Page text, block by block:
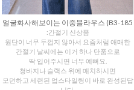
얼굴화사해보이는 이중블라우스 (B3-185
:간절기 신상품
원단이 너무 두껍지 않아서 요즘처럼 애매한
간절기 날씨에는 이거 하나 단품으로
딱 입어주시면 너무 예뻐요.
청바지나 슬랙스 위에 매치하시면
모던하고 세련된 업스타일링이 바로 완성된답